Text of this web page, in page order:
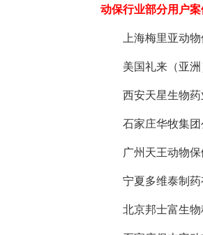
动保行业部分用户
上海梅里亚动
美国礼来（亚
西安天星生物
石家庄华牧集
广州天王动物
宁夏多维泰制
北京邦士富生